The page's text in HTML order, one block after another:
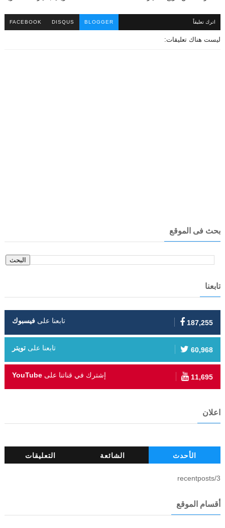
اترك تعليقاً BLOGGER
DISQUS
FACEBOOK
ليست هناك تعليقات:
بحث فى الموقع
تابعنا
187,255 تابعنا علىفيسبوك
60,968 تابعنا علىتويتر
11,695 إشترك في قناتنا علىYouTube
اعلان
الأحدث الشائعة التعليقات
3/recentposts
أقسام الموقع